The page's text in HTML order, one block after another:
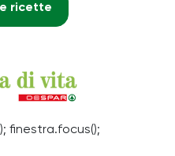
ricette
finestra.focus();